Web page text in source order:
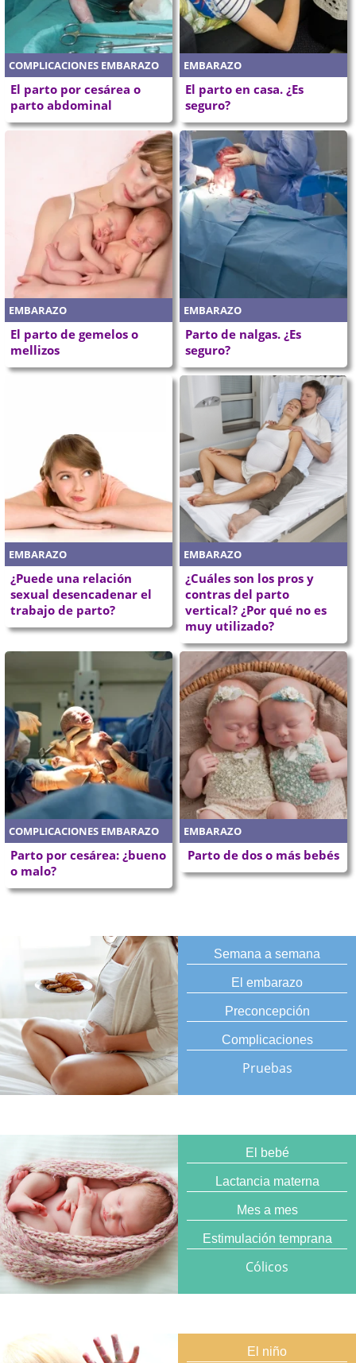
COMPLICACIONES EMBARAZO
El parto por cesárea o
parto abdominal
EMBARAZO
El parto en casa. ¿Es
seguro?
EMBARAZO
El parto de gemelos o
mellizos
EMBARAZO
Parto de nalgas. ¿Es
seguro?
EMBARAZO
¿Puede una relación
sexual desencadenar el
trabajo de parto?
EMBARAZO
¿Cuáles son los pros y
contras del parto
vertical? ¿Por qué no es
muy utilizado?
COMPLICACIONES EMBARAZO
Parto por cesárea: ¿bueno
o malo?
EMBARAZO
Parto de dos o más bebés
Semana a semana
El embarazo
Preconcepción
Complicaciones
Pruebas
El bebé
Lactancia materna
Mes a mes
Estimulación temprana
Cólicos
El niño